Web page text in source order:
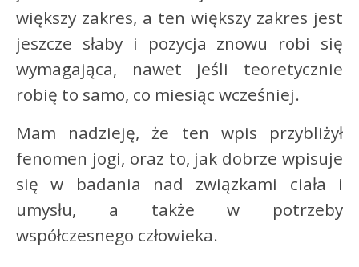
większy zakres, a ten większy zakres jest
jeszcze słaby i pozycja znowu robi się
wymagająca, nawet jeśli teoretycznie
robię to samo, co miesiąc wcześniej.
Mam nadzieję, że ten wpis przybliżył
fenomen jogi, oraz to, jak dobrze wpisuje
się w badania nad związkami ciała i
umysłu, a także w potrzeby
współczesnego człowieka.